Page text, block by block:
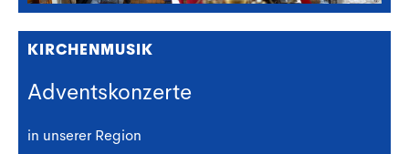
KIRCHENMUSIK
Adventskonzerte
in unserer Region